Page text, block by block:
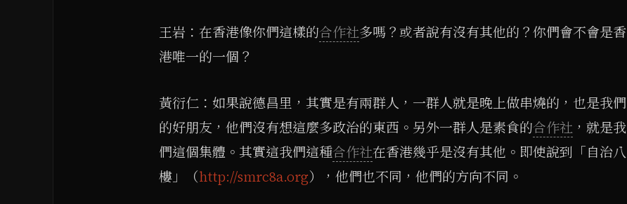
王岩：在香港像你們這樣的合作社多嗎？或者說有沒有其他的？你們會不會是香
港唯一的一個？
黃衍仁：如果說德昌里，其實是有兩群人，一群人就是晚上做串燒的，也是我們
的好朋友，他們沒有想這麼多政治的東西。另外一群人是素食的合作社 ，就是我
們這個集體。其實這我們這種合作社在香港幾乎是沒有其他。即使說到「自治八
樓」（​http://smrc8a.org），他們也不同，他們的方向不同。